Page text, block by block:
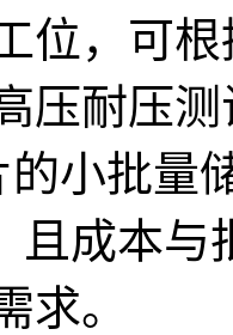
位，可根
压耐压
小批量
且成本
求。